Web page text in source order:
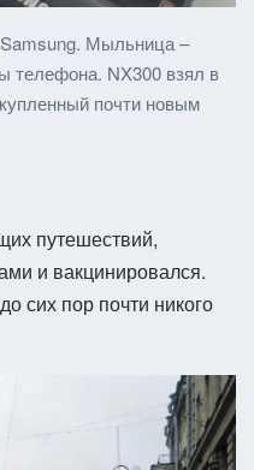
Мыльница –
телефона. NX300 взял в
почти новым
путешествий,
и вакцинировался.
сих пор почти никого